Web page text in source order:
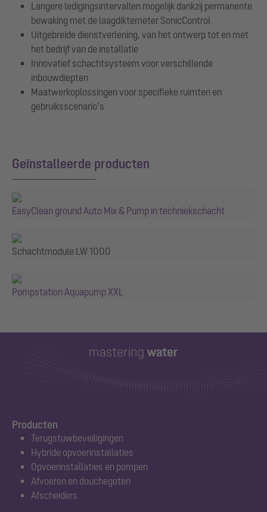
Langere ledigingsintervallen mogelijk dankzij permanente
bewaking met de laagdiktemeter SonicControl
Uitgebreide dienstverlening, van het ontwerp tot en met
het bedrijf van de installatie
Innovatief schachtsysteem voor verschillende
inbouwdiepten
Maatwerkoplossingen voor specifieke ruimten en
gebruiksscenario’s
Geïnstalleerde producten
EasyClean ground Auto Mix & Pump in techniekschacht
Schachtmodule LW 1000
Pompstation Aquapump XXL
Producten
Terugstuwbeveiligingen
Hybride opvoerinstallaties
Opvoerinstallaties en pompen
Afvoeren en douchegoten
Afscheiders